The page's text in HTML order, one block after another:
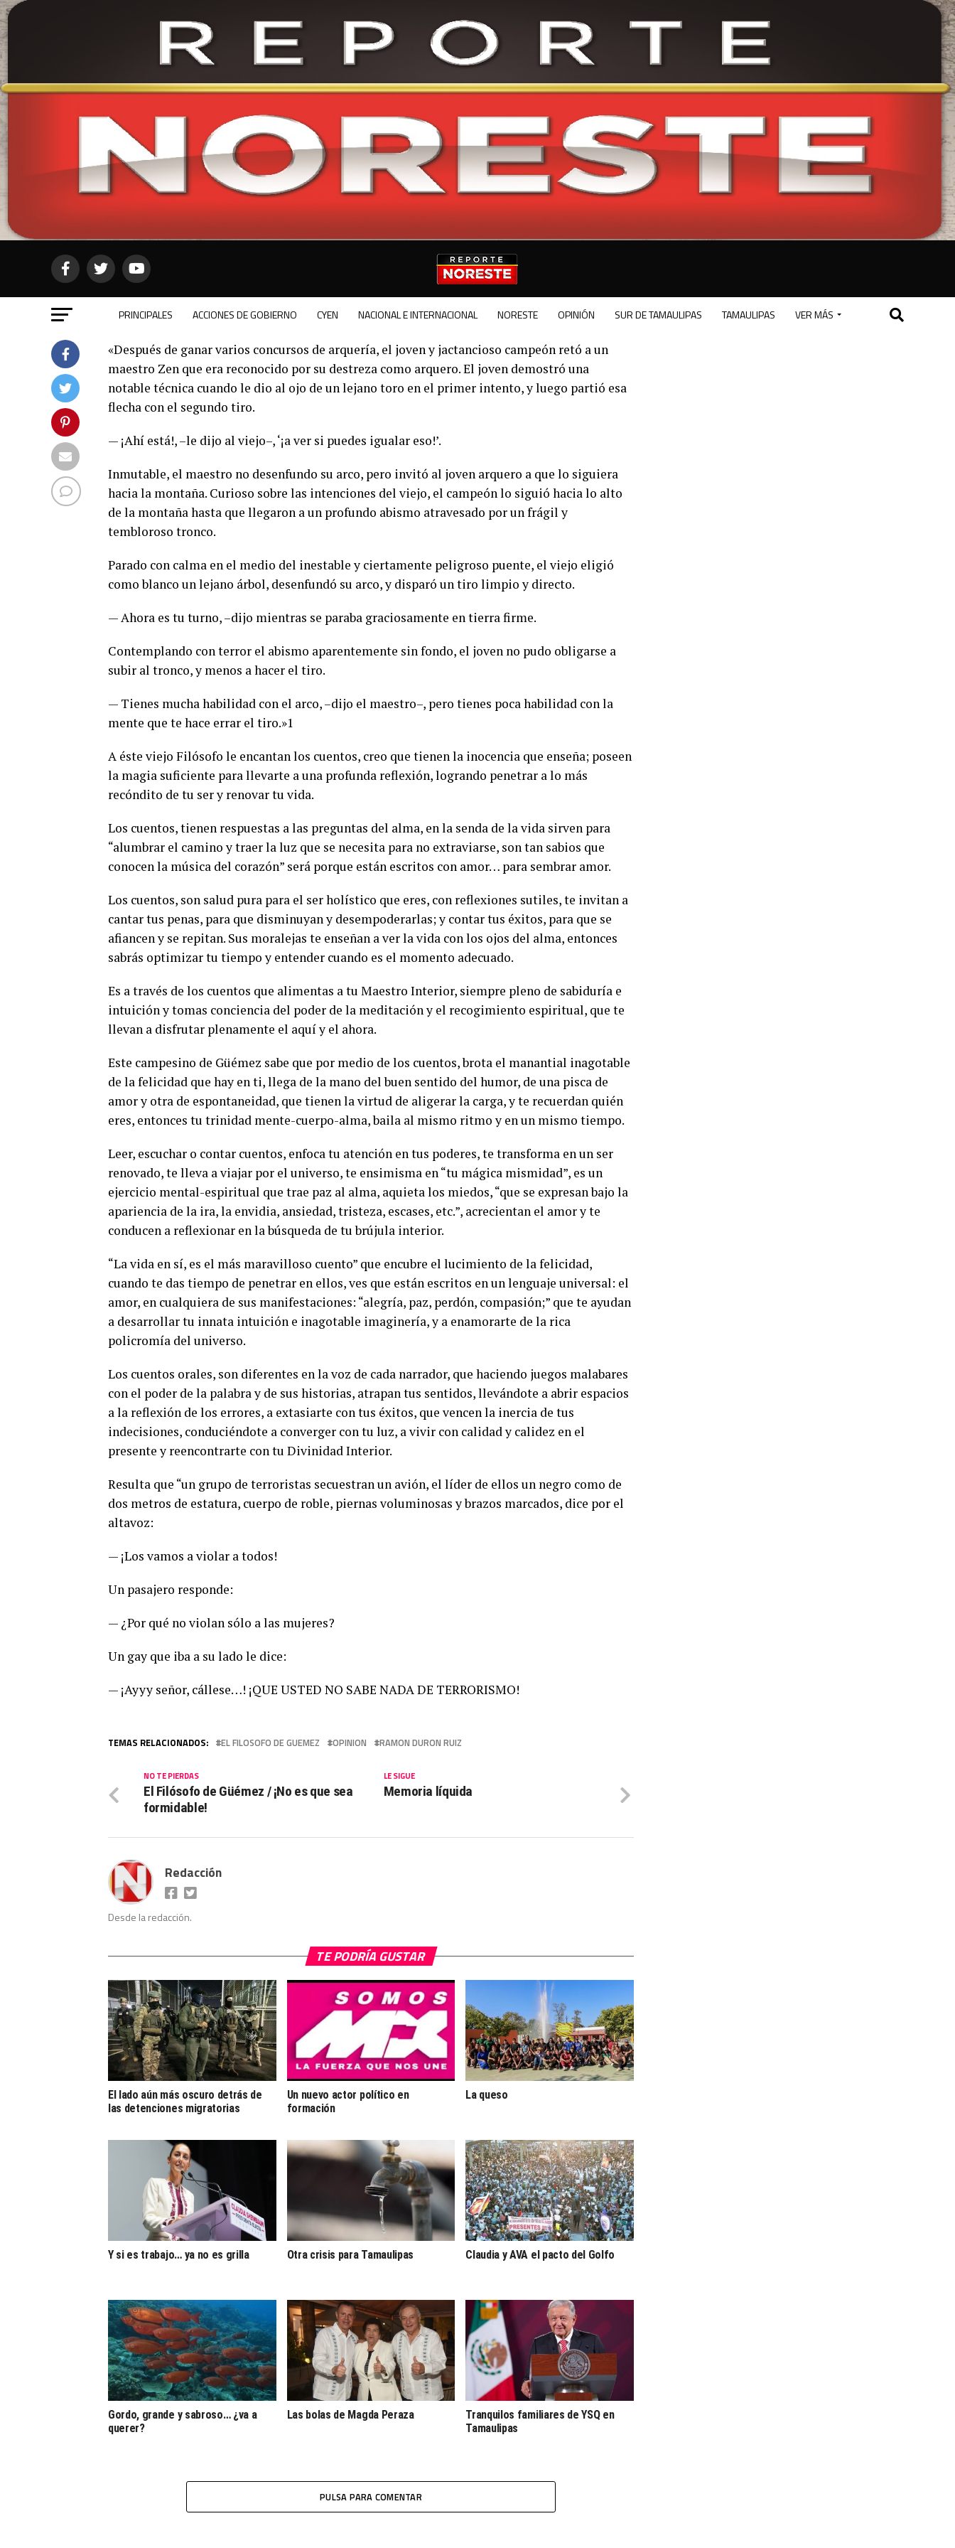
PRINCIPALES ACCIONES DE GOBIERNO CYEN NACIONAL E INTERNACIONAL NORESTE OPINIÓN SUR DE TAMAULIPAS TAMAULIPAS VER MÁS
«Después de ganar varios concursos de arquería, el joven y jactancioso campeón retó a un
maestro Zen que era reconocido por su destreza como arquero. El joven demostró una
notable técnica cuando le dio al ojo de un lejano toro en el primer intento, y luego partió esa
flecha con el segundo tiro.
— ¡Ahí está!, –le dijo al viejo–, ‘¡a ver si puedes igualar eso!’.
Inmutable, el maestro no desenfundo su arco, pero invitó al joven arquero a que lo siguiera
hacia la montaña. Curioso sobre las intenciones del viejo, el campeón lo siguió hacia lo alto
de la montaña hasta que llegaron a un profundo abismo atravesado por un frágil y
tembloroso tronco.
Parado con calma en el medio del inestable y ciertamente peligroso puente, el viejo eligió
como blanco un lejano árbol, desenfundó su arco, y disparó un tiro limpio y directo.
— Ahora es tu turno, –dijo mientras se paraba graciosamente en tierra firme.
Contemplando con terror el abismo aparentemente sin fondo, el joven no pudo obligarse a
subir al tronco, y menos a hacer el tiro.
— Tienes mucha habilidad con el arco, –dijo el maestro–, pero tienes poca habilidad con la
mente que te hace errar el tiro.»1
A éste viejo Filósofo le encantan los cuentos, creo que tienen la inocencia que enseña; poseen
la magia suficiente para llevarte a una profunda reflexión, logrando penetrar a lo más
recóndito de tu ser y renovar tu vida.
Los cuentos, tienen respuestas a las preguntas del alma, en la senda de la vida sirven para
“alumbrar el camino y traer la luz que se necesita para no extraviarse, son tan sabios que
conocen la música del corazón” será porque están escritos con amor… para sembrar amor.
Los cuentos, son salud pura para el ser holístico que eres, con reflexiones sutiles, te invitan a
cantar tus penas, para que disminuyan y desempoderarlas; y contar tus éxitos, para que se
afiancen y se repitan. Sus moralejas te enseñan a ver la vida con los ojos del alma, entonces
sabrás optimizar tu tiempo y entender cuando es el momento adecuado.
Es a través de los cuentos que alimentas a tu Maestro Interior, siempre pleno de sabiduría e
intuición y tomas conciencia del poder de la meditación y el recogimiento espiritual, que te
llevan a disfrutar plenamente el aquí y el ahora.
Este campesino de Güémez sabe que por medio de los cuentos, brota el manantial inagotable
de la felicidad que hay en ti, llega de la mano del buen sentido del humor, de una pisca de
amor y otra de espontaneidad, que tienen la virtud de aligerar la carga, y te recuerdan quién
eres, entonces tu trinidad mente-cuerpo-alma, baila al mismo ritmo y en un mismo tiempo.
Leer, escuchar o contar cuentos, enfoca tu atención en tus poderes, te transforma en un ser
renovado, te lleva a viajar por el universo, te ensimisma en “tu mágica mismidad”, es un
ejercicio mental-espiritual que trae paz al alma, aquieta los miedos, “que se expresan bajo la
apariencia de la ira, la envidia, ansiedad, tristeza, escases, etc.”, acrecientan el amor y te
conducen a reflexionar en la búsqueda de tu brújula interior.
“La vida en sí, es el más maravilloso cuento” que encubre el lucimiento de la felicidad,
cuando te das tiempo de penetrar en ellos, ves que están escritos en un lenguaje universal: el
amor, en cualquiera de sus manifestaciones: “alegría, paz, perdón, compasión;” que te ayudan
a desarrollar tu innata intuición e inagotable imaginería, y a enamorarte de la rica
policromía del universo.
Los cuentos orales, son diferentes en la voz de cada narrador, que haciendo juegos malabares
con el poder de la palabra y de sus historias, atrapan tus sentidos, llevándote a abrir espacios
a la reflexión de los errores, a extasiarte con tus éxitos, que vencen la inercia de tus
indecisiones, conduciéndote a converger con tu luz, a vivir con calidad y calidez en el
presente y reencontrarte con tu Divinidad Interior.
Resulta que “un grupo de terroristas secuestran un avión, el líder de ellos un negro como de
dos metros de estatura, cuerpo de roble, piernas voluminosas y brazos marcados, dice por el
altavoz:
— ¡Los vamos a violar a todos!
Un pasajero responde:
— ¿Por qué no violan sólo a las mujeres?
Un gay que iba a su lado le dice:
— ¡Ayyy señor, cállese…! ¡QUE USTED NO SABE NADA DE TERRORISMO!
TEMAS RELACIONADOS: EL FILOSOFO DE GUEMEZ OPINION RAMON DURON RUIZ
LE SIGUE
Memoria líquida
NO TE PIERDAS
El Filósofo de Güémez / ¡No es que sea
formidable!
Redacción
Desde la redacción.
TE PODRÍA GUSTAR
El lado aún más oscuro detrás de
las detenciones migratorias
Un nuevo actor político en
formación
La queso
Y si es trabajo… ya no es grilla Otra crisis para Tamaulipas Claudia y AVA el pacto del Golfo
Gordo, grande y sabroso… ¿va a
querer?
Las bolas de Magda Peraza
Tranquilos familiares de YSQ en
Tamaulipas
PULSA PARA COMENTAR